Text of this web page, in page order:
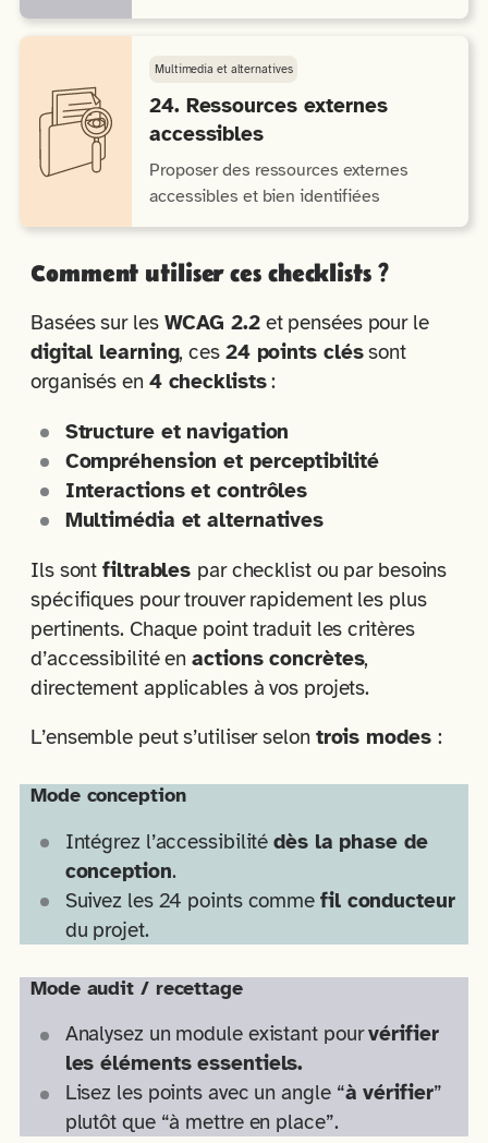
Multimedia et alternatives
24. Ressources externes
accessibles
Proposer des ressources externes
accessibles et bien identifiées
Comment utiliser ces checklists ?
Basées sur les WCAG 2.2et pensées pour le
digital learning, ces 24 points cléssont
organisés en 4 checklists:
Structure et navigation
Compréhension et perceptibilité
Interactions et contrôles
Multimédia et alternatives
Ils sontfiltrables par checklist ou par besoins
spécifiques pour trouver rapidement les plus
pertinents. Chaque point traduit les critères
d’accessibilité enactions concrètes,
directement applicables à vos projets.
L’ensemble peut s’utiliser selon trois modes :
Mode conception
Intégrez l’accessibilitédès la phase de
conception.
Suivez les 24 points comme fil conducteur
du projet.
Mode audit / recettage
Analysez un module existant pourvérifier
les éléments essentiels.
Lisez les points avec un angle “à vérifier”
plutôt que “à mettre en place”.